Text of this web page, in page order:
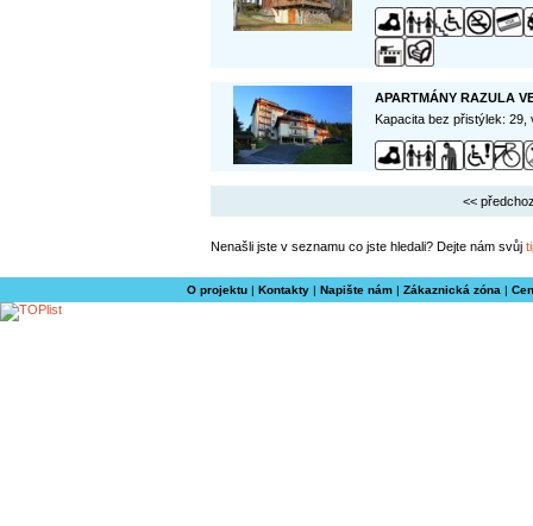
APARTMÁNY RAZULA
Kapacita bez přistýlek:
<<
Nenašli jste v seznamu co jste hledali? Dejte nám svůj
O projektu| Kontakty| Napište nám| Zákaznická zóna |